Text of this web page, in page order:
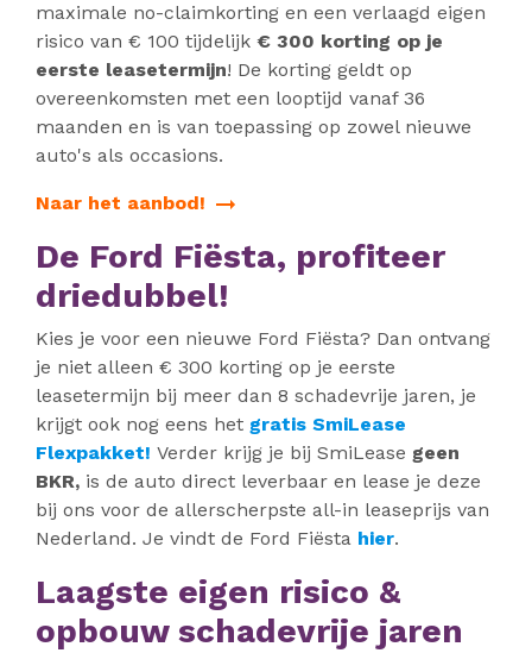
maximale no-claimkorting en een verlaagd eigen
risico van € 100 tijdelijk € 300 korting op je
eerste leasetermijn! De korting geldt op
overeenkomsten met een looptijd vanaf 36
maanden en is van toepassing op zowel nieuwe
auto's als occasions.
Naar het aanbod!
De Ford Fiësta, profiteer
driedubbel!
Kies je voor een nieuwe Ford Fiësta? Dan ontvang
je niet alleen € 300 korting op je eerste
leasetermijn bij meer dan 8 schadevrije jaren, je
krijgt ook nog eens het gratis SmiLease
Flexpakket! Verder krijg je bij SmiLease geen
BKR, is de auto direct leverbaar en lease je deze
bij ons voor de allerscherpste all-in leaseprijs van
Nederland. Je vindt de Ford Fiësta hier.
Laagste eigen risico &
opbouw schadevrije jaren